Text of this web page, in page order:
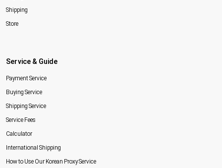
Shipping
Store
Service & Guide
Payment Service
Buying Service
Shipping Service
Service Fees
Calculator
International Shipping
How to Use Our Korean Proxy Service